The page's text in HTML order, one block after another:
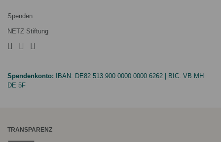
Spenden
NETZ Stiftung
Spendenkonto: IBAN: DE82 513 900 0000 0000 6262 | BIC: VB MH
DE 5F
TRANSPARENZ